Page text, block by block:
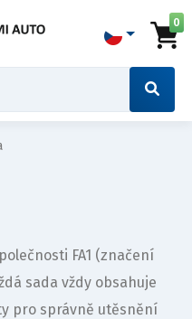
0
FA1 (značení
sada vždy obsahuje
pro správně utěsnění